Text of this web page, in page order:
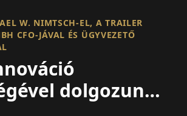
W. NIMTSCH-EL, A TRAILER
CFO-JÁVAL ÉS ÜGYVEZETŐ
dolgozunk